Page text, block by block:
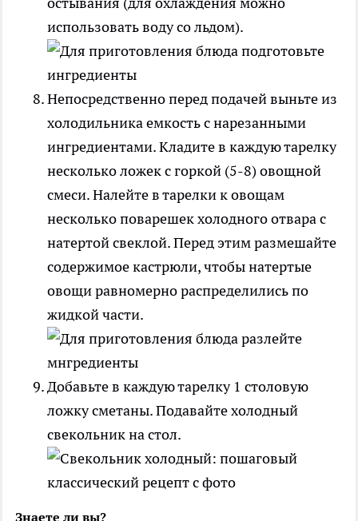
использовать воду со льдом).
Непосредственно перед подачей выньте из
холодильника емкость с нарезанными
ингредиентами. Кладите в каждую тарелку
несколько ложек с горкой (5-8) овощной
смеси. Налейте в тарелки к овощам
несколько поварешек холодного отвара с
натертой свеклой. Перед этим размешайте
содержимое кастрюли, чтобы натертые
овощи равномерно распределились по
жидкой части.
Добавьте в каждую тарелку 1 столовую
ложку сметаны. Подавайте холодный
свекольник на стол.
Знаете ли вы?